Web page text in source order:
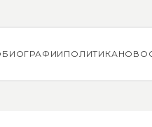
БИОГРАФИИ ПОЛИТИКА